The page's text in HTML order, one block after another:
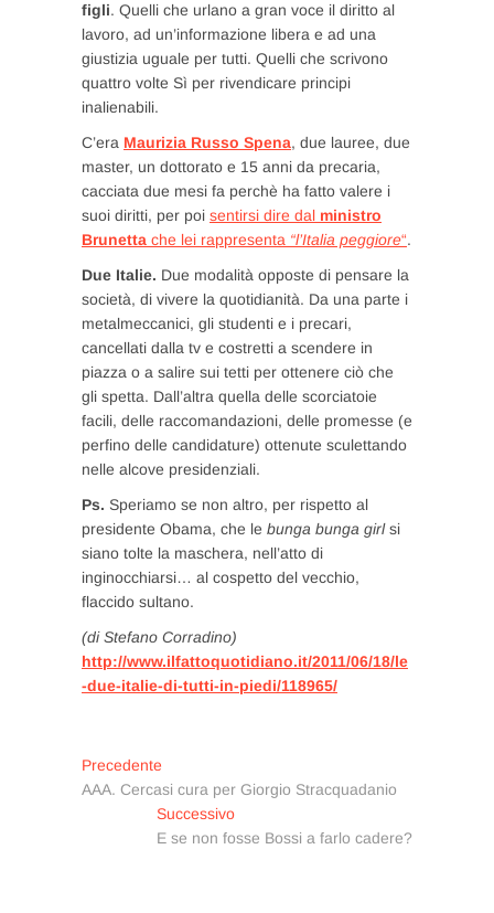
figli. Quelli che urlano a gran voce il diritto al
lavoro, ad un’informazione libera e ad una
giustizia uguale per tutti. Quelli che scrivono
quattro volte Sì per rivendicare principi
inalienabili.
C’era Maurizia Russo Spena, due lauree, due
master, un dottorato e 15 anni da precaria,
cacciata due mesi fa perchè ha fatto valere i
suoi diritti, per poi sentirsi dire dal ministro
Brunetta che lei rappresenta “l’Italia peggiore“.
Due Italie. Due modalità opposte di pensare la
società, di vivere la quotidianità. Da una parte i
metalmeccanici, gli studenti e i precari,
cancellati dalla tv e costretti a scendere in
piazza o a salire sui tetti per ottenere ciò che
gli spetta. Dall’altra quella delle scorciatoie
facili, delle raccomandazioni, delle promesse (e
perfino delle candidature) ottenute sculettando
nelle alcove presidenziali.
Ps. Speriamo se non altro, per rispetto al
presidente Obama, che le bunga bunga girlsi
siano tolte la maschera, nell’atto di
inginocchiarsi… al cospetto del vecchio,
flaccido sultano.
(di Stefano Corradino)
http://www.ilfattoquotidiano.it/2011/06/18/le
-due-italie-di-tutti-in-piedi/118965/
Navigazione
articoli
Precedente
precedente:
AAA. Cercasi cura per Giorgio Stracquadanio
SuccessivoArticolo
successivo:
E se non fosse Bossi a farlo cadere?